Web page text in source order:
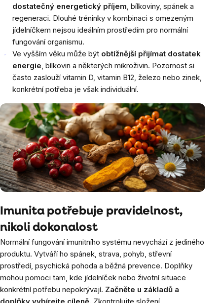
dostatečný energetický příjem, bílkoviny, spánek a
regeneraci. Dlouhé tréninky v kombinaci s omezeným
jídelníčkem nejsou ideálním prostředím pro normální
fungování organismu.
Ve vyšším věku může být obtížnější přijímat dostatek
energie, bílkovin a některých mikroživin. Pozornost si
často zaslouží vitamin D, vitamin B12, železo nebo zinek,
konkrétní potřeba je však individuální.
Imunita potřebuje pravidelnost,
nikoli dokonalost
Normální fungování imunitního systému nevychází z jediného
produktu. Vytváří ho spánek, strava, pohyb, střevní
prostředí, psychická pohoda a běžná prevence. Doplňky
mohou pomoci tam, kde jídelníček nebo životní situace
konkrétní potřebu nepokrývají. Začněte u základů a